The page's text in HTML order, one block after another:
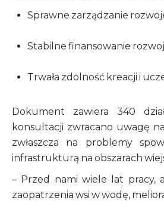
Sprawne zarządzanie
Stabilne finansowanie
Trwała zdolność kreacji i
Dokument zawiera 340
konsultacji zwracano uwagę
zwłaszcza na problemy
infrastrukturą na
– Przed nami wiele lat pracy,
zaopatrzenia wsi w wodę,